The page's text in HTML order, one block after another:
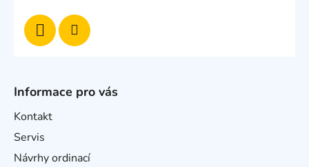
Informace pro vás
Kontakt
Servis
Návrhy ordinací